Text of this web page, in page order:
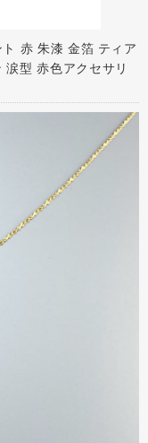
赤 朱漆 金箔 ティア
涙型 赤色アクセサリ